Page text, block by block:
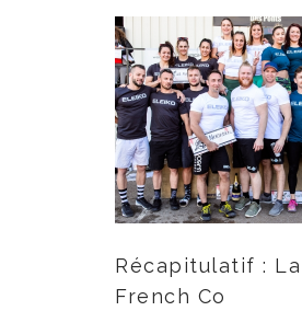
Récapitulatif : La
French Co